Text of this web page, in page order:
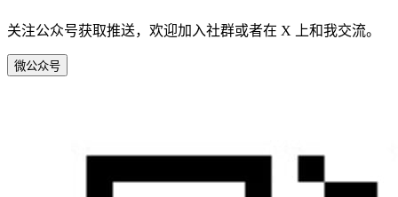
关注公众号获取推送，欢迎加入社群或者在 X 上和我交流。
微公众号